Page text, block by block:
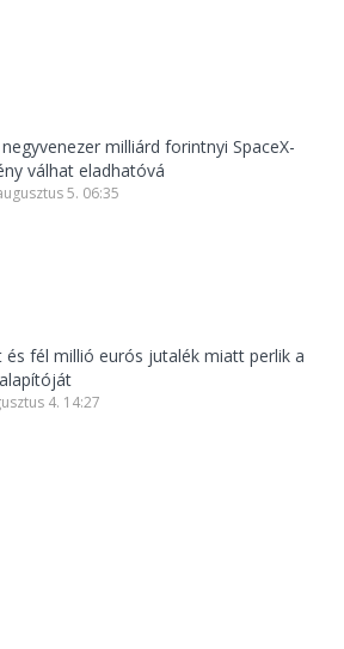
milliárd forintnyi SpaceX-
válhat eladhatóvá
5. 06:35
és fél millió eurós jutalék miatt perlik a
4. 14:27